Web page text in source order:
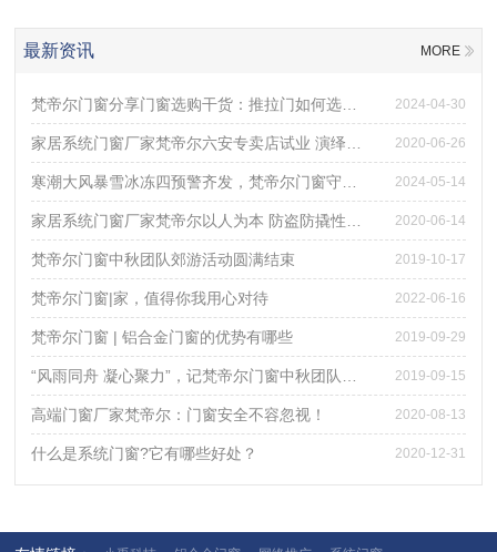
最新资讯 MORE
2024-04-30
2020-06-26
2024-05-14
2020-06-14
梵帝尔门窗中秋团队郊游活动圆满结束 2019-10-17
梵帝尔门窗|家，值得你我用心对待 2022-06-16
梵帝尔门窗 | 铝合金门窗的优势有哪些 2019-09-29
2019-09-15
高端门窗厂家梵帝尔：门窗安全不容忽视！ 2020-08-13
什么是系统门窗?它有哪些好处？ 2020-12-31